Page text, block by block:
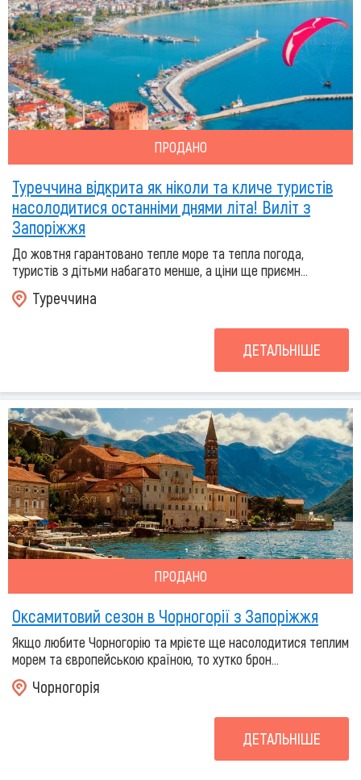
ПРОДАНО
Туреччина відкрита як ніколи та кличе туристів
насолодитися останніми днями літа! Виліт з
Запоріжжя
До жовтня гарантовано тепле море та тепла погода,
туристів з дітьми набагато менше, а ціни ще приємн...
Туреччина
ДЕТАЛЬНІШЕ
ПРОДАНО
Оксамитовий сезон в Чорногорії з Запоріжжя
Якщо любите Чорногорію та мрієте ще насолодитися теплим
морем та європейською країною, то хутко брон...
Чорногорія
ДЕТАЛЬНІШЕ